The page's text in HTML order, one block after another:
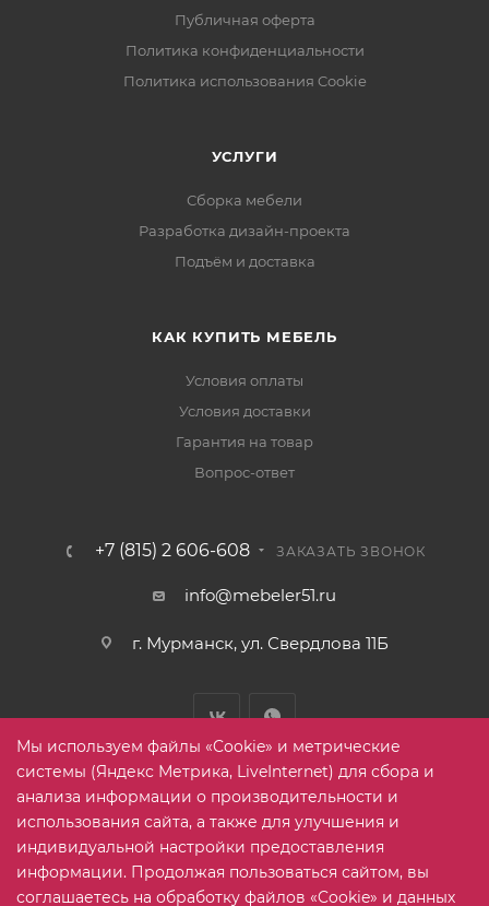
Публичная оферта
Политика конфиденциальности
Политика использования Cookie
УСЛУГИ
Сборка мебели
Разработка дизайн-проекта
Подъём и доставка
КАК КУПИТЬ МЕБЕЛЬ
Условия оплаты
Условия доставки
Гарантия на товар
Вопрос-ответ
+7 (815) 2 606-608 ЗАКАЗАТЬ ЗВОНОК
info@mebeler51.ru
г. Мурманск, ул. Свердлова 11Б
2005-2026 © mebelier51.ru - модный интернет-магазин не
дорогой корпусной мебели. Все права защищены.
Мы используем файлы «Cookie» и метрические
системы (Яндекс Метрика, LiveInternet) для сбора и
анализа информации о производительности и
использования сайта, а также для улучшения и
индивидуальной настройки предоставления
информации. Продолжая пользоваться сайтом, вы
соглашаетесь на обработку файлов «Cookie» и данных